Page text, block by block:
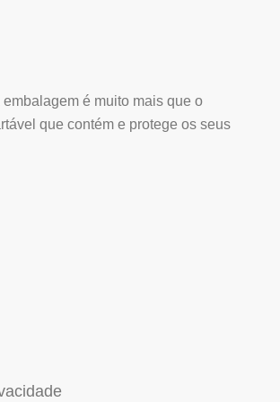
é muito mais que o
que contém e protege os seus